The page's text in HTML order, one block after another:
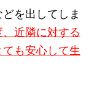
を出してしま
近隣に対する
も安心して生